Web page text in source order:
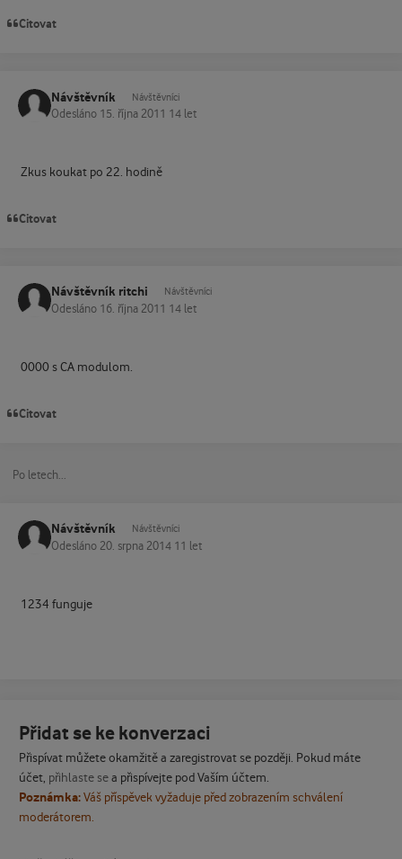
Citovat
Návštěvník Návštěvníci
Odesláno 15. října 2011 14 let
Zkus koukat po 22. hodině
Citovat
Návštěvník ritchi Návštěvníci
Odesláno 16. října 2011 14 let
0000 s CA modulom.
Citovat
Po letech...
Návštěvník Návštěvníci
Odesláno 20. srpna 2014 11 let
1234 funguje
Přidat se ke konverzaci
Přispívat můžete okamžitě a zaregistrovat se později. Pokud máte
účet, přihlaste sea přispívejte pod Vaším účtem.
Poznámka:Váš příspěvek vyžaduje před zobrazením schválení
moderátorem.